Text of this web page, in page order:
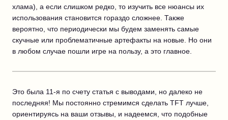
хлама), а если слишком редко, то изучить все нюансы их
использования становится гораздо сложнее. Также
вероятно, что периодически мы будем заменять самые
скучные или проблематичные артефакты на новые. Но они
в любом случае пошли игре на пользу, а это главное.
Это была 11-я по счету статья с выводами, но далеко не
последняя! Мы постоянно стремимся сделать TFT лучше,
ориентируясь на ваши отзывы, и надеемся, что подобные